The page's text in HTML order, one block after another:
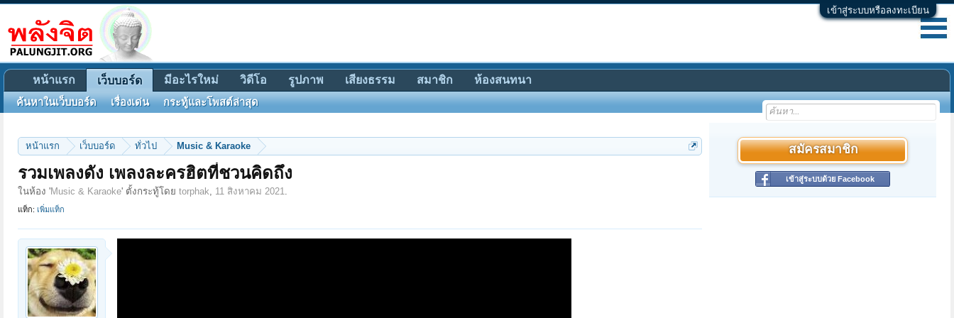
เข้าสู่ระบบหรือลงทะเบียน
หน้าแรก เว็บบอร์ด ทั่วไป Music & Karaoke
รวมเพลงดัง เพลงละครฮิตที่ชวนคิดถึง
ในห้อง 'Music & Karaoke' ตั้งกระทู้โดย torphak, 11 สิงหาคม 2021.
แท็ก: เพิ่มแท็ก
สมัครสมาชิก
เข้าสู่ระบบด้วย Facebook
หน้าแรก เว็บบอร์ด
ค้นหาในเว็บบอร์ด เรื่องเด่น กระทู้และโพสต์ล่าสุด
มีอะไรใหม่ วิดีโอ รูปภาพ เสียงธรรม สมาชิก ห้องสนทนา